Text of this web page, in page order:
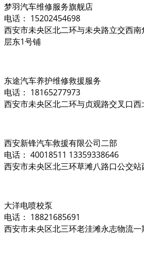
梦羽汽车维修服务旗舰店
电话： 15202454698
西安市未央区北二环与未央路立交西
层东1号铺
东途汽车养护维修救援服务
电话： 18165277973
西安市未央区北二环与贞观路交叉口西
西安新锋汽车救援有限公司二部
电话： 40018511 13359338646
西安市未央区北三环草滩八路口公交
大洋电喷校泵
电话： 18821685691
西安市未央区北三环老洼滩永志物流一